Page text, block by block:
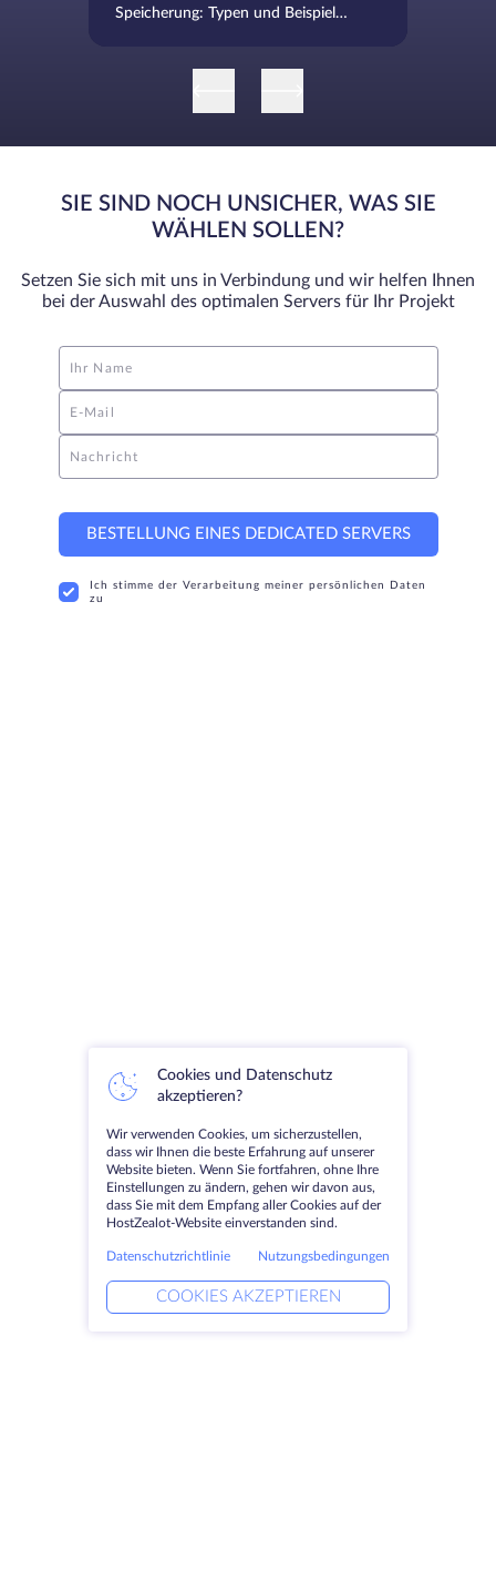
Speicherung: Typen und Beispiele
SIE SIND NOCH UNSICHER, WAS SIE
WÄHLEN SOLLEN?
Setzen Sie sich mit uns in Verbindung und wir helfen Ihnen
bei der Auswahl des optimalen Servers für Ihr Projekt
Ihr Name
E-Mail
Nachricht
BESTELLUNG EINES DEDICATED SERVERS
Ich stimme der Verarbeitung meiner persönlichen Daten
zu
Cookies und Datenschutz
akzeptieren?
Wir verwenden Cookies, um sicherzustellen,
dass wir Ihnen die beste Erfahrung auf unserer
Website bieten. Wenn Sie fortfahren, ohne Ihre
Einstellungen zu ändern, gehen wir davon aus,
dass Sie mit dem Empfang aller Cookies auf der
HostZealot-Website einverstanden sind.
Datenschutzrichtlinie Nutzungsbedingungen
COOKIES AKZEPTIEREN